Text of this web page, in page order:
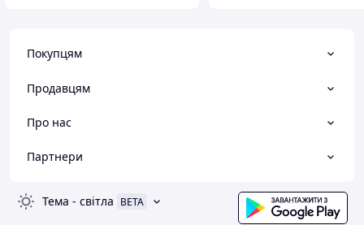
Покупцям
Продавцям
Про нас
Партнери
Тема - світла BETA